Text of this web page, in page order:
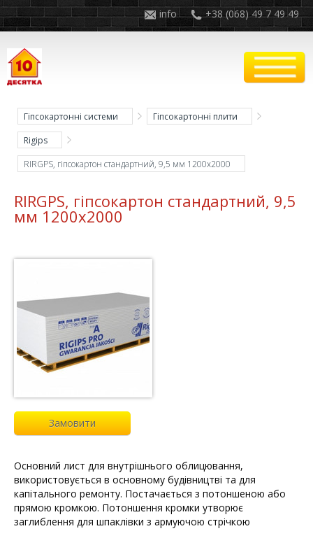
+38 (068) 49 7 49 49
info
Гіпсокартонні системи
Гіпсокартонні плити
Rigips
RIRGPS, гіпсокартон стандартний, 9,5 мм 1200x2000
RIRGPS, гіпсокартон стандартний, 9,5
мм 1200x2000
Замовити
Основний лист для внутрішнього облицювання,
використовується в основному будівництві та для
капітального ремонту. Постачається з потоншеною або
прямою кромкою. Потоншення кромки утворює
заглиблення для шпаклівки з армуючою стрічкою